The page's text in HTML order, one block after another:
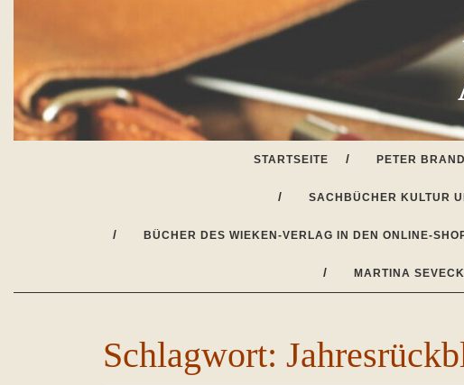
STARTSEITE PETER
SACHBÜCHER KULTUR
BÜCHER DES WIEKEN-VERLAG IN DEN ONLINE-
MARTINA
Schlagwort: